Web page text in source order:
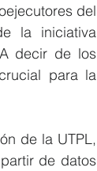
del
la iniciativa
decir de los
para la
de la UTPL,
de datos